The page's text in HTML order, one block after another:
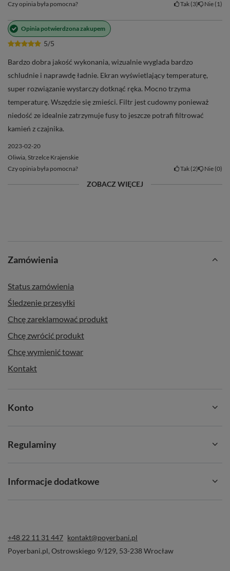
Czy opinia była pomocna?
Tak 3 Nie 1
5/5
Opinia potwierdzona zakupem
Bardzo dobra jakość wykonania, wizualnie wyglada bardzo
schludnie i naprawdę ładnie. Ekran wyświetlający temperaturę,
super rozwiązanie wystarczy dotknąć ręka. Mocno trzyma
temperaturę. Wszędzie się zmieści. Filtr jest cudowny ponieważ
niedość ze idealnie zatrzymuje fusy to jeszcze potrafi filtrować
kamień z czajnika.
2023-02-20
Oliwia, Strzelce Krajenskie
Czy opinia była pomocna?
Tak 2 Nie 0
ZOBACZ WIĘCEJ
Zamówienia
Status zamówienia
Śledzenie przesyłki
Chcę zareklamować produkt
Chcę zwrócić produkt
Chcę wymienić towar
Kontakt
Konto
Regulaminy
Informacje dodatkowe
+48 22 11 31 447 kontakt@poyerbani.pl
Poyerbani.pl, Ostrowskiego 9/129, 53-238Wrocław